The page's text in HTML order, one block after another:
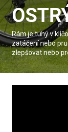
Rám je tuhý v
zatáčení nebo
zlepšovat nebo